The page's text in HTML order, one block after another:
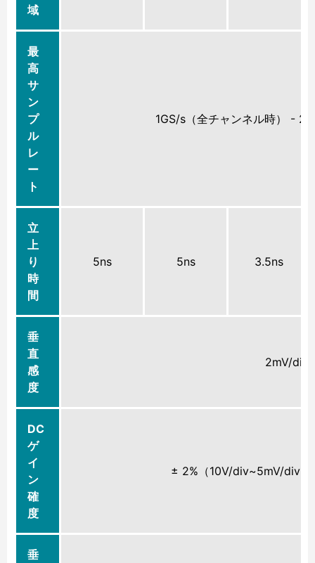
域
最
高
サ
ン
プ
ル
レ
ー
ト
1GS/s（全チャンネル時） -
立
上
り
時
間
5ns 5ns 3.5ns
垂
直
感
度
2mV/
DC
ゲ
イ
ン
確
度
± 2%（10V/div~5mV/div
垂